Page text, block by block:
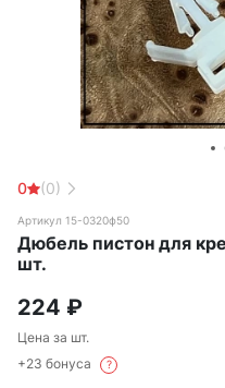
0 (0)
Артикул 15-0320ф50
Дюбель пистон для
шт.
224 ₽
Цена за шт.
+23 бонуса
?